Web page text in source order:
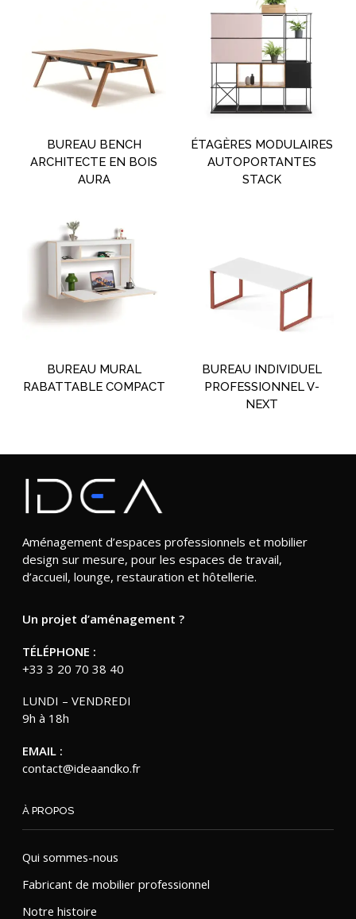
BUREAU BENCH
ARCHITECTE EN BOIS
AURA
ÉTAGÈRES MODULAIRES
AUTOPORTANTES
STACK
BUREAU MURAL
RABATTABLE COMPACT
BUREAU INDIVIDUEL
PROFESSIONNEL V-
NEXT
Aménagement d’espaces professionnels et mobilier
design sur mesure, pour les espaces de travail,
d’accueil, lounge, restauration et hôtellerie.
Un projet d’aménagement ?
TÉLÉPHONE :
+33 3 20 70 38 40
LUNDI – VENDREDI
9h à 18h
EMAIL :
contact@ideaandko.fr
À PROPOS
Qui sommes-nous
Fabricant de mobilier professionnel
Notre histoire